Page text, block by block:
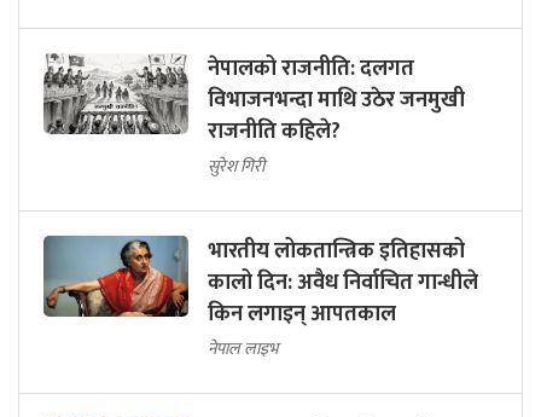
नेपालको राजनीति: दलगत
विभाजनभन्दा माथि उठेर जनमुखी
राजनीति कहिले?
सुरेश गिरी
भारतीय लोकतान्त्रिक इतिहासको
कालो दिन: अवैध निर्वाचित गान्धीले
किन लगाइन् आपतकाल
नेपाल लाइभ